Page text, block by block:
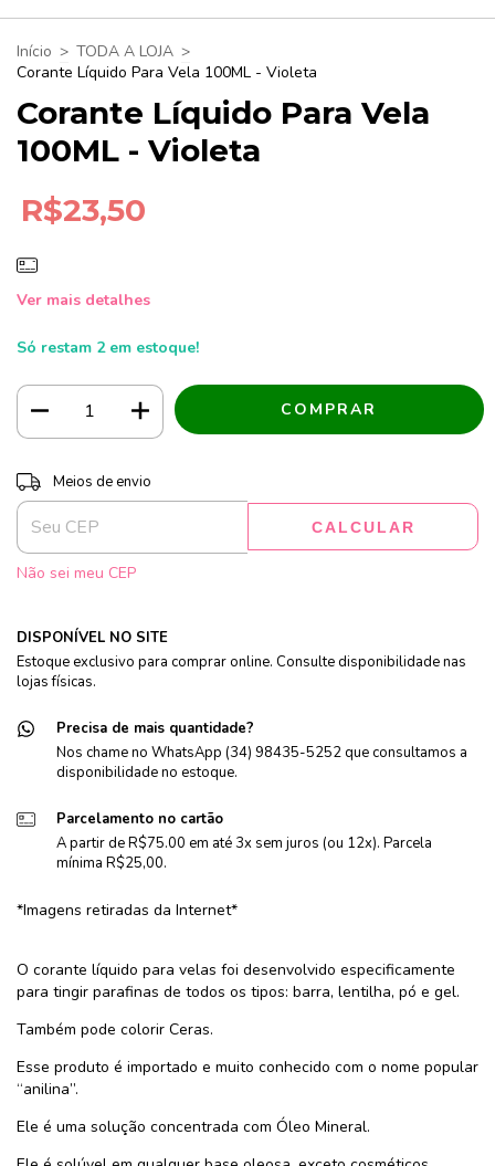
Início > TODA A LOJA >
Corante Líquido Para Vela 100ML - Violeta
Corante Líquido Para Vela
100ML - Violeta
R$23,50
Ver mais detalhes
Só restam 2em estoque!
Entregas para o CEP:
Meios de envio
CALCULAR
Não sei meu CEP
DISPONÍVEL NO SITE
Estoque exclusivo para comprar online. Consulte disponibilidade nas
lojas físicas.
Precisa de mais quantidade?
Nos chame no WhatsApp (34) 98435-5252 que consultamos a
disponibilidade no estoque.
Parcelamento no cartão
A partir de R$75.00 em até 3x sem juros (ou 12x). Parcela
mínima R$25,00.
*Imagens retiradas da Internet*
O corante líquido para velas foi desenvolvido especificamente
para tingir parafinas de todos os tipos: barra, lentilha, pó e gel.
Também pode colorir Ceras.
Esse produto é importado e muito conhecido com o nome popular
“anilina”.
Ele é uma solução concentrada com Óleo Mineral.